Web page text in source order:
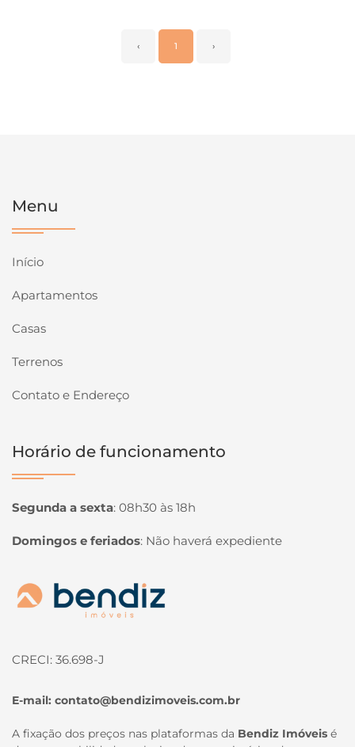
‹ 1 ›
Menu
Início
Apartamentos
Casas
Terrenos
Contato e Endereço
Horário de funcionamento
Segunda a sexta: 08h30 às 18h
Domingos e feriados: Não haverá expediente
Página inicial
CRECI: 36.698-J
E-mail: contato@bendizimoveis.com.br
A fixação dos preços nas plataformas da Bendiz Imóveis é